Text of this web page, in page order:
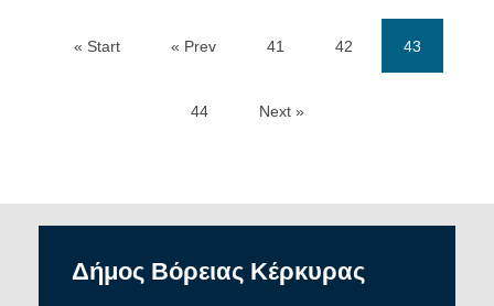
« Start « Prev 41 42 43
44
Next »
Δήμος Βόρειας Κέρκυρας